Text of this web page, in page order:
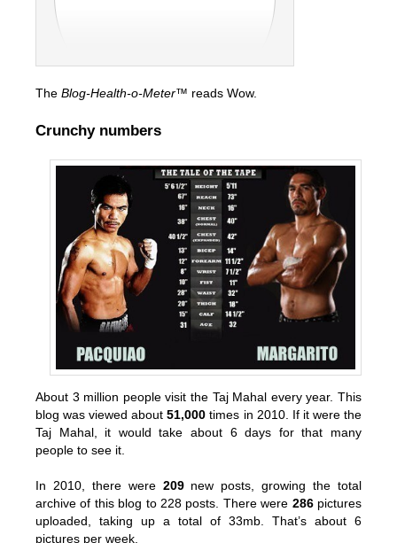
The Blog-Health-o-Meter™ reads Wow.
Crunchy numbers
About 3 million people visit the Taj Mahal every year. This
blog was viewed about51,000 times in 2010. If it were the
Taj Mahal, it would take about 6 days for that many
people to see it.
In 2010, there were 209new posts, growing the total
archive of this blog to 228 posts. There were 286pictures
uploaded, taking up a total of 33mb. That’s about 6
pictures per week.